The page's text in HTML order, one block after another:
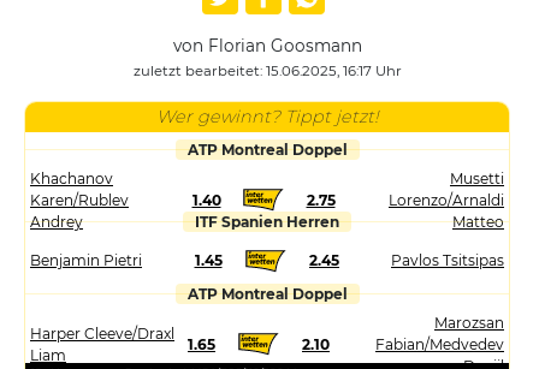
von Florian Goosmann
zuletzt bearbeitet: 15.06.2025, 16:17 Uhr
Wer gewinnt? Tippt jetzt!
ATP Montreal Doppel
Khachanov
Karen/Rublev
Andrey
1.40 2.75
Musetti
Lorenzo/Arnaldi
Matteo
ITF Spanien Herren
Benjamin Pietri 1.45 2.45
Pavlos Tsitsipas
ATP Montreal Doppel
Harper Cleeve/Draxl
Liam
1.65 2.10
Marozsan
Fabian/Medvedev